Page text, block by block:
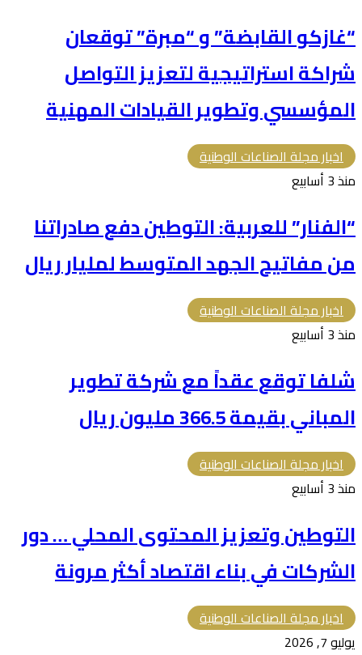
“غازكو القابضة” و “مبرة” توقعان
شراكة استراتيجية لتعزيز التواصل
المؤسسي وتطوير القيادات المهنية
اخبار مجلة الصناعات الوطنية
منذ 3 أسابيع
“الفنار” للعربية: التوطين دفع صادراتنا
من مفاتيح الجهد المتوسط لمليار ريال
اخبار مجلة الصناعات الوطنية
منذ 3 أسابيع
شلفا توقع عقداً مع شركة تطوير
المباني بقيمة 366.5 مليون ريال
اخبار مجلة الصناعات الوطنية
منذ 3 أسابيع
التوطين وتعزيز المحتوى المحلي … دور
الشركات في بناء اقتصاد أكثر مرونة
اخبار مجلة الصناعات الوطنية
يوليو 7, 2026